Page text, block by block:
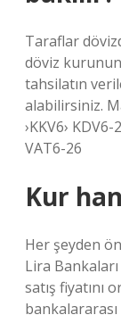
Taraflar
döviz
tahsilatın
alabilirsiniz.
›KKV6›
VAT6-26
Kur
Her şeyden
Lira
satış fiyatını